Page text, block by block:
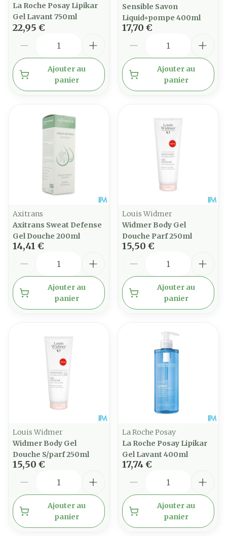
La Roche Posay Lipikar
Gel Lavant 750ml
22,95 €
Ajouter au
panier
Sensible Savon
Liquid+pompe 400ml
17,70 €
Ajouter au
panier
Axitrans
Axitrans Sweat Defense
Gel Douche 200ml
14,41 €
Ajouter au
panier
Louis Widmer
Widmer Body Gel
Douche Parf 250ml
15,50 €
Ajouter au
panier
Louis Widmer
Widmer Body Gel
Douche S/parf 250ml
15,50 €
Ajouter au
panier
La Roche Posay
La Roche Posay Lipikar
Gel Lavant 400ml
17,74 €
Ajouter au
panier